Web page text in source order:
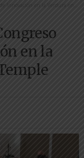
Innovación en la Verdura en...
en la